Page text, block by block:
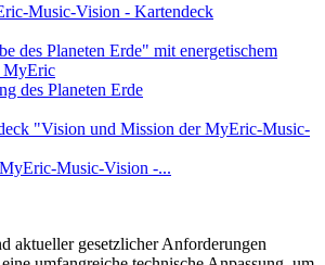
Music-Vision - Kartendeck
des Planeten Erde
Music-Vision -...
gesetzlicher Anforderungen